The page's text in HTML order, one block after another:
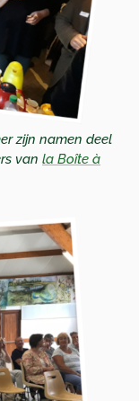
zijn namen deel
van la Boîte à